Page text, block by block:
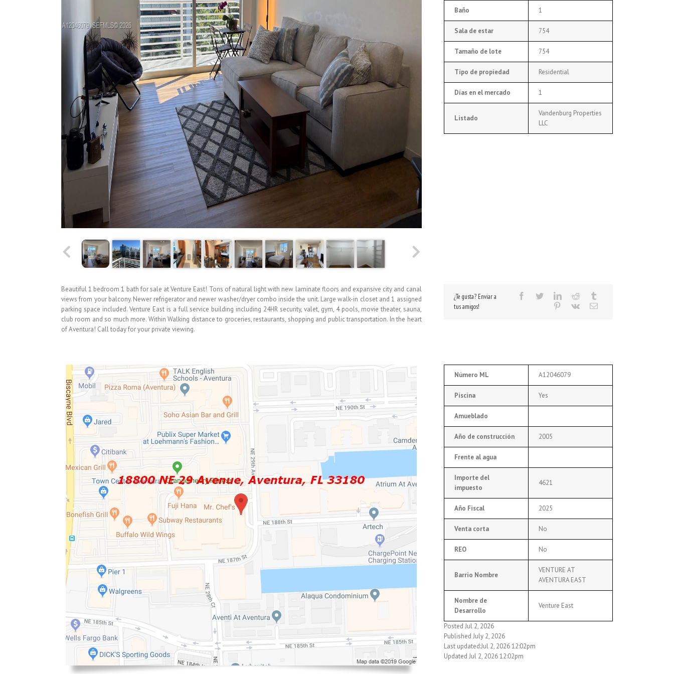
Baño 1
Sala de estar 754
Tamaño de lote 754
Tipo de propiedad Residential
Días en el mercado 1
Listado
Vandenburg Properties
LLC
Beautiful 1 bedroom 1 bath for sale at Venture East! Tons of natural light with new laminate floors and expansive city and canal
views from your balcony. Newer refrigerator and newer washer/dryer combo inside the unit. Large walk-in closet and 1 assigned
parking space included. Venture East is a full service building including 24HR security, valet, gym, 4 pools, movie theater, sauna,
club room and so much more. Within Walking distance to groceries, restaurants, shopping and public transportation. In the heart
of Aventura! Call today for your private viewing.
¿Te gusta? Enviar a
tus amigos!
Número ML A12046079
Piscina Yes
Amueblado
Año de construcción 2005
Frente al agua
Importe del
impuesto
4621
Año Fiscal 2025
Venta corta No
REO No
Barrio Nombre
VENTURE AT
AVENTURA EAST
Nombre de
Desarrollo
Venture East
Posted Jul 2, 2026
Published July 2, 2026
Last updated:Jul 2, 2026 12:02pm
Updated Jul 2, 2026 12:02pm